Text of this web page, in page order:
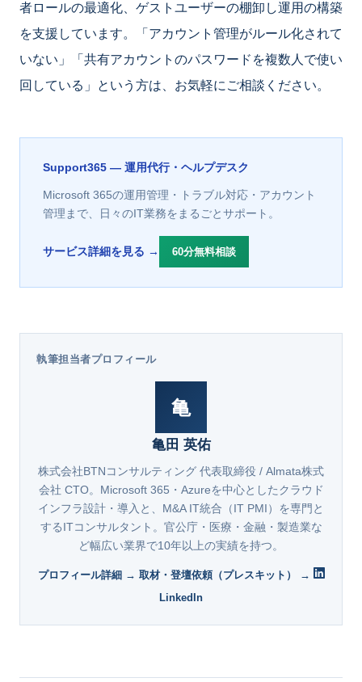
者ロールの最適化、ゲストユーザーの棚卸し運用の構築
を支援しています。「アカウント管理がルール化されて
いない」「共有アカウントのパスワードを複数人で使い
回している」という方は、お気軽にご相談ください。
Support365 — 運用代行・ヘルプデスク
Microsoft 365の運用管理・トラブル対応・アカウント
管理まで、日々のIT業務をまるごとサポート。
サービス詳細を見る → 60分無料相談
執筆担当者プロフィール
亀
亀田 英佑
株式会社BTNコンサルティング 代表取締役 / Almata株式
会社 CTO。Microsoft 365・Azureを中心としたクラウド
インフラ設計・導入と、M&A IT統合（IT PMI）を専門と
するITコンサルタント。官公庁・医療・金融・製造業な
ど幅広い業界で10年以上の実績を持つ。
プロフィール詳細 → 取材・登壇依頼（プレスキット） →
LinkedIn